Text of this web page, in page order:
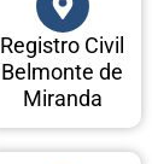
Registro Civil
Belmonte de
Miranda